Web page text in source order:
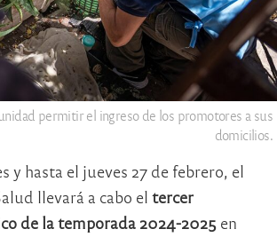
permitir el ingreso de los promotores a sus
domicilios.
y hasta el jueves 27 de febrero, el
llevará a cabo el tercer
de la temporada 2024-2025 en